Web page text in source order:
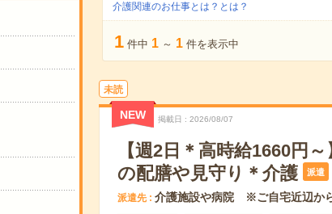
介護関連のお仕事とは？とは？
1 件中 1 ～ 1 件を表示中
未読
NEW 掲載日 2026/08/07
【週2日＊高時給1660円
の配膳や見守り＊介護
派遣
派遣先 介護施設や病院 ※ご自宅近辺か